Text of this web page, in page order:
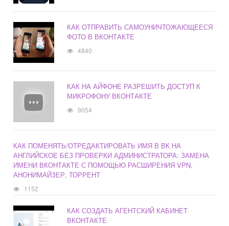
КАК ОТПРАВИТЬ САМОУНИЧТОЖАЮЩЕЕСЯ
ФОТО В ВКОНТАКТЕ
4840
КАК НА АЙФОНЕ РАЗРЕШИТЬ ДОСТУП К
МИКРОФОНУ ВКОНТАКТЕ
9054
КАК ПОМЕНЯТЬ/ОТРЕДАКТИРОВАТЬ ИМЯ В ВК НА
АНГЛИЙСКОЕ БЕЗ ПРОВЕРКИ АДМИНИСТРАТОРА: ЗАМЕНА
ИМЕНИ ВКОНТАКТЕ С ПОМОЩЬЮ РАСШИРЕНИЯ VPN,
АНОНИМАЙЗЕР, ТОРРЕНТ
1152
КАК СОЗДАТЬ АГЕНТСКИЙ КАБИНЕТ
ВКОНТАКТЕ